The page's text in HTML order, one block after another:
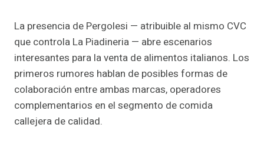
La presencia de Pergolesi — atribuible al mismo CVC
que controla La Piadineria — abre escenarios
interesantes para la venta de alimentos italianos. Los
primeros rumores hablan de posibles formas de
colaboración entre ambas marcas, operadores
complementarios en el segmento de comida
callejera de calidad.